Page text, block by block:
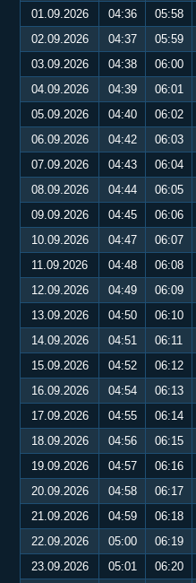
01.09.2026
04:36 05:58
02.09.2026
04:37 05:59
03.09.2026
04:38 06:00
04.09.2026
04:39 06:01
05.09.2026
04:40 06:02
06.09.2026
04:42 06:03
07.09.2026
04:43 06:04
08.09.2026
04:44 06:05
09.09.2026
04:45 06:06
10.09.2026
04:47 06:07
11.09.2026
04:48 06:08
12.09.2026
04:49 06:09
13.09.2026
04:50 06:10
14.09.2026
04:51 06:11
15.09.2026
04:52 06:12
16.09.2026
04:54 06:13
17.09.2026
04:55 06:14
18.09.2026
04:56 06:15
19.09.2026
04:57 06:16
20.09.2026
04:58 06:17
21.09.2026
04:59 06:18
22.09.2026
05:00 06:19
23.09.2026
05:01 06:20